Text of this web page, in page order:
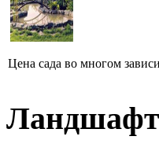
Цена сада во многом